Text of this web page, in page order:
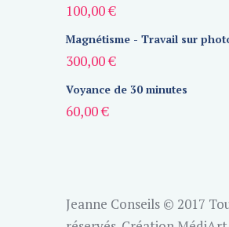
100,00€
Magnétisme - Travail sur
300,00€
Voyance de 30 minutes
60,00€
Jeanne Conseils © 2017